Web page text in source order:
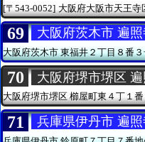
[〒543-0052] 大阪府大阪市天王寺
69 大阪府茨木市 遍
大阪府茨木市東福井２丁目８番
70 大阪府堺市堺区
大阪府堺市堺区櫛屋町東４丁１
71 兵庫県伊丹市 遍